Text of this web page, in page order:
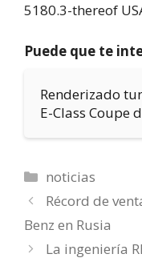
5180.3-thereof
Puede que te
Renderizado
E-Class Coupe
Categorías
noticias
Récord de
Benz en Rusia
La ingeniería